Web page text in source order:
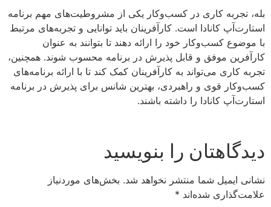
بله، تجربه کاری در کسب‌وکار یکی از مشروطیت‌های مهم برنامه
استارت‌آپ کانادا است. کارآفرینان باید توانایی و تجربه‌های مرتبط
با موضوع کسب‌وکار خود را ارائه دهند تا بتوانند به عنوان
کارآفرین موفق و قابل پذیرش در برنامه محسوب شوند. همچنین،
تجربه کاری می‌تواند به کارآفرینان کمک کند تا با ارائه برنامه‌های
کسب‌وکار قوی و راهبردی، بهترین شانس برای پذیرش در برنامه
استارت‌آپ کانادا را داشته باشند.
دیدگاهتان را بنویسید
نشانی ایمیل شما منتشر نخواهد شد. بخش‌های موردنیاز
علامت‌گذاری شده‌اند *